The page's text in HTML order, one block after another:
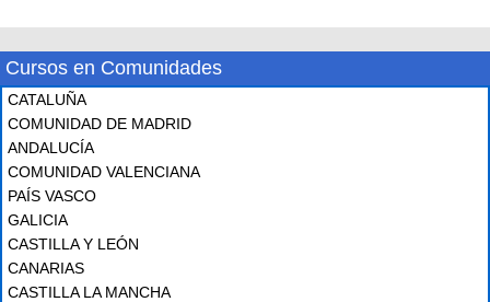
Cursos en Comunidades
CATALUÑA
COMUNIDAD DE MADRID
ANDALUCÍA
COMUNIDAD VALENCIANA
PAÍS VASCO
GALICIA
CASTILLA Y LEÓN
CANARIAS
CASTILLA LA MANCHA